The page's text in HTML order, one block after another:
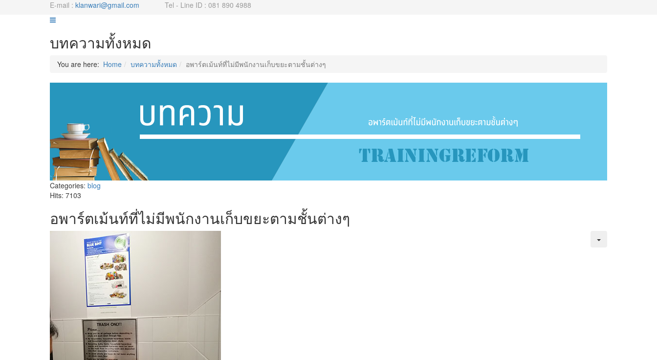
E-mail : klanwari@gmail.com Tel - Line ID : 081 890 4988
บทความทั้งหมด
You are here: Home บทความทั้งหมด อพาร์ตเม้นท์ที่ไม่มีพนักงานเก็บขยะตามชั้นต่างๆ
Categories: blog
Hits: 7103
อพาร์ตเม้นท์ที่ไม่มีพนักงานเก็บขยะตามชั้นต่างๆ